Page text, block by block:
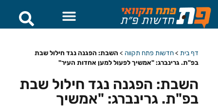
דף בית >חדשות פתח תקווה > השבת: הפגנה נגד חילול שבת
בפ"ת. גרינברג: "אמשיך לפעול למען אחדות העיר"
השבת: הפגנה נגד חילול שבת
בפ"ת. גרינברג: "אמשיך